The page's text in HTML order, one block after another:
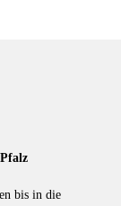
bis in die